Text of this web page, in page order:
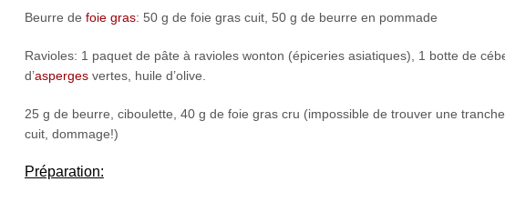
Beurre de foie gras: 50 g de foie gras cuit, 50 g de beurre en pommade
Ravioles: 1 paquet de pâte à ravioles wonton (épiceries asiatiques), 1 botte de
d’aspergesvertes, huile d’olive.
25 g de beurre, ciboulette, 40 g de foie gras cru (impossible de trouver une
cuit, dommage!)
Préparation: